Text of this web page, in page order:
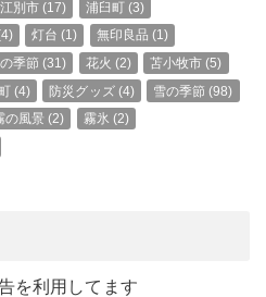
江別市 (17) 浦臼町(3)
灯台 (1) 無印良品 (1)
季節 (31) 花火 (2) 苫小牧市 (5)
(4) 防災グッズ(4) 雪の季節 (98)
の風景 (2) 霧氷 (2)
を利用してます